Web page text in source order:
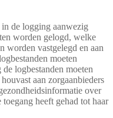
de logging aanwezig
worden gelogd, welke
worden vastgelegd en aan
moeten
logbestanden moeten
aan zorgaanbieders
over
heeft gehad tot haar